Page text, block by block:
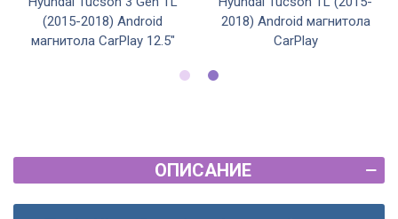
(2015-2018) Android
магнитола CarPlay 12.5"
2018) Android магнитола
CarPlay
ОПИСАНИЕ